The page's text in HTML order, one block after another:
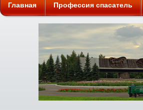
Главная Профессия спасатель